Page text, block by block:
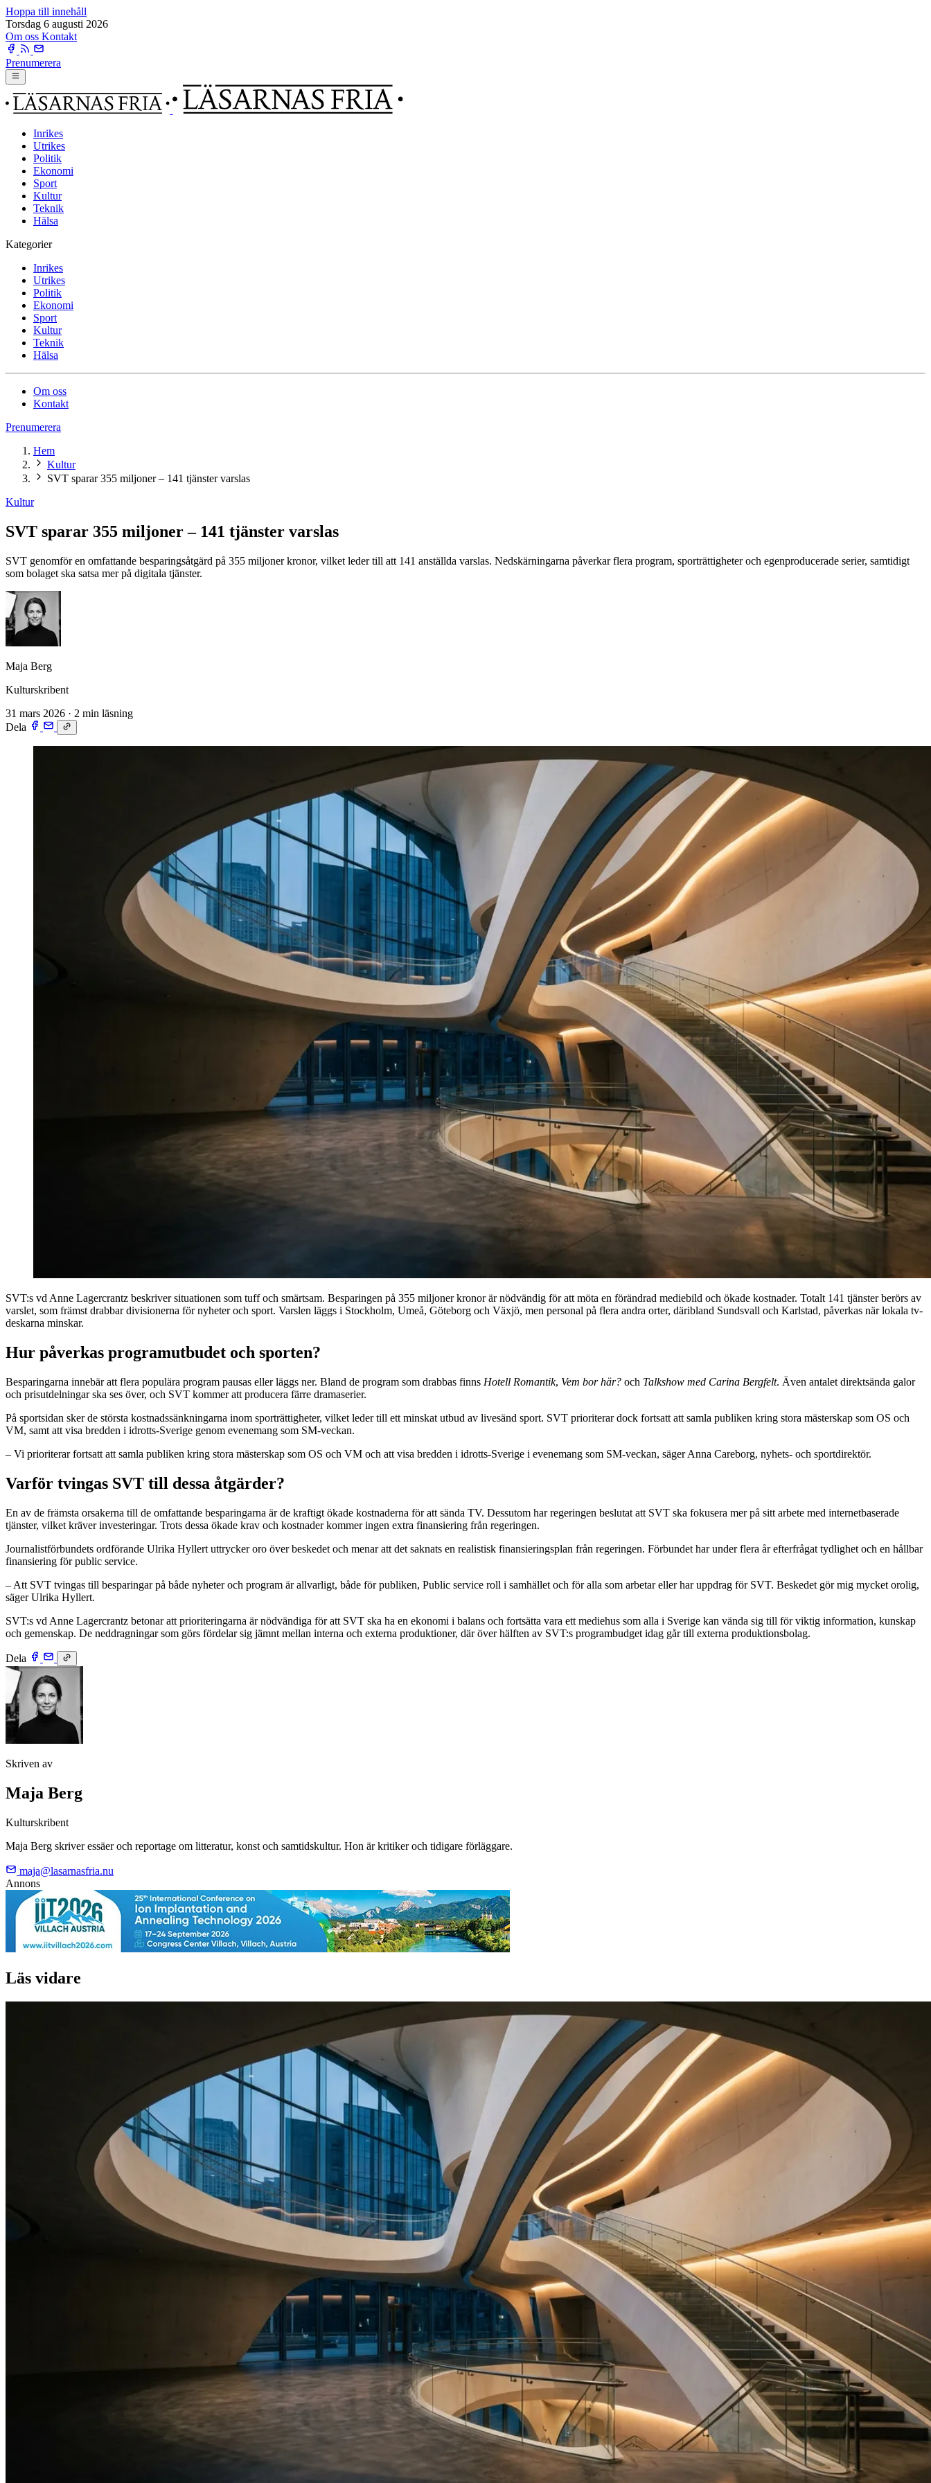
Hoppa till innehåll
Torsdag 6 augusti 2026
Om oss Kontakt
Prenumerera
Inrikes
Utrikes
Politik
Ekonomi
Sport
Kultur
Teknik
Hälsa
Kategorier
Inrikes
Utrikes
Politik
Ekonomi
Sport
Kultur
Teknik
Hälsa
Om oss
Kontakt
Prenumerera
Hem
Kultur
SVT sparar 355 miljoner – 141 tjänster varslas
Kultur
SVT sparar 355 miljoner – 141 tjänster varslas
SVT genomför en omfattande besparingsåtgärd på 355 miljoner kronor, vilket leder till att 141 anställda varslas. Nedskärningarna påverkar flera program, sporträttigheter och egenproducerade serier, samtidigt
som bolaget ska satsa mer på digitala tjänster.
Maja Berg
Kulturskribent
31 mars 2026 · 2 min läsning
Dela
SVT:s vd Anne Lagercrantz beskriver situationen som tuff och smärtsam. Besparingen på 355 miljoner kronor är nödvändig för att möta en förändrad mediebild och ökade kostnader. Totalt 141 tjänster berörs av
varslet, som främst drabbar divisionerna för nyheter och sport. Varslen läggs i Stockholm, Umeå, Göteborg och Växjö, men personal på flera andra orter, däribland Sundsvall och Karlstad, påverkas när lokala tv-
deskarna minskar.
Hur påverkas programutbudet och sporten?
Besparingarna innebär att flera populära program pausas eller läggs ner. Bland de program som drabbas finns Hotell Romantik, Vem bor här? och Talkshow med Carina Bergfelt. Även antalet direktsända galor
och prisutdelningar ska ses över, och SVT kommer att producera färre dramaserier.
På sportsidan sker de största kostnadssänkningarna inom sporträttigheter, vilket leder till ett minskat utbud av livesänd sport. SVT prioriterar dock fortsatt att samla publiken kring stora mästerskap som OS och
VM, samt att visa bredden i idrotts-Sverige genom evenemang som SM-veckan.
– Vi prioriterar fortsatt att samla publiken kring stora mästerskap som OS och VM och att visa bredden i idrotts-Sverige i evenemang som SM-veckan, säger Anna Careborg, nyhets- och sportdirektör.
Varför tvingas SVT till dessa åtgärder?
En av de främsta orsakerna till de omfattande besparingarna är de kraftigt ökade kostnaderna för att sända TV. Dessutom har regeringen beslutat att SVT ska fokusera mer på sitt arbete med internetbaserade
tjänster, vilket kräver investeringar. Trots dessa ökade krav och kostnader kommer ingen extra finansiering från regeringen.
Journalistförbundets ordförande Ulrika Hyllert uttrycker oro över beskedet och menar att det saknats en realistisk finansieringsplan från regeringen. Förbundet har under flera år efterfrågat tydlighet och en hållbar
finansiering för public service.
– Att SVT tvingas till besparingar på både nyheter och program är allvarligt, både för publiken, Public service roll i samhället och för alla som arbetar eller har uppdrag för SVT. Beskedet gör mig mycket orolig,
säger Ulrika Hyllert.
SVT:s vd Anne Lagercrantz betonar att prioriteringarna är nödvändiga för att SVT ska ha en ekonomi i balans och fortsätta vara ett mediehus som alla i Sverige kan vända sig till för viktig information, kunskap
och gemenskap. De neddragningar som görs fördelar sig jämnt mellan interna och externa produktioner, där över hälften av SVT:s programbudget idag går till externa produktionsbolag.
Dela
Skriven av
Maja Berg
Kulturskribent
Maja Berg skriver essäer och reportage om litteratur, konst och samtidskultur. Hon är kritiker och tidigare förläggare.
maja@lasarnasfria.nu
Annons
Läs vidare